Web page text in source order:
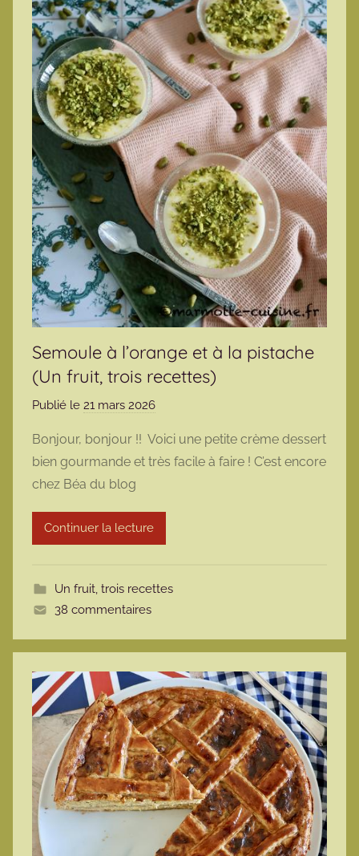
Semoule à l’orange et à la pistache
(Un fruit, trois recettes)
Publié le 21 mars 2026
r
m
r
t
Bonjour, bonjour !! Voici une petite crème dessert
bien gourmande et très facile à faire ! C’est encore
chez Béa du blog
Continuer la lecture
Un fruit, trois recettes
38 commentaires